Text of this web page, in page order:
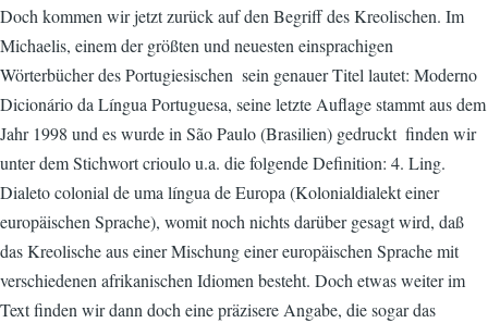
Doch kommen wir jetzt zurück auf den Begriff des Kreolischen. Im
Michaelis, einem der größten und neuesten einsprachigen
Wörterbücher des Portugiesischen  sein genauer Titel lautet: Moderno
Dicionário da Língua Portuguesa, seine letzte Auflage stammt aus dem
Jahr 1998 und es wurde in São Paulo (Brasilien) gedruckt  finden wir
unter dem Stichwort crioulo u.a. die folgende Definition: 4. Ling.
Dialeto colonial de uma língua de Europa (Kolonialdialekt einer
europäischen Sprache), womit noch nichts darüber gesagt wird, daß
das Kreolische aus einer Mischung einer europäischen Sprache mit
verschiedenen afrikanischen Idiomen besteht. Doch etwas weiter im
Text finden wir dann doch eine präzisere Angabe, die sogar das